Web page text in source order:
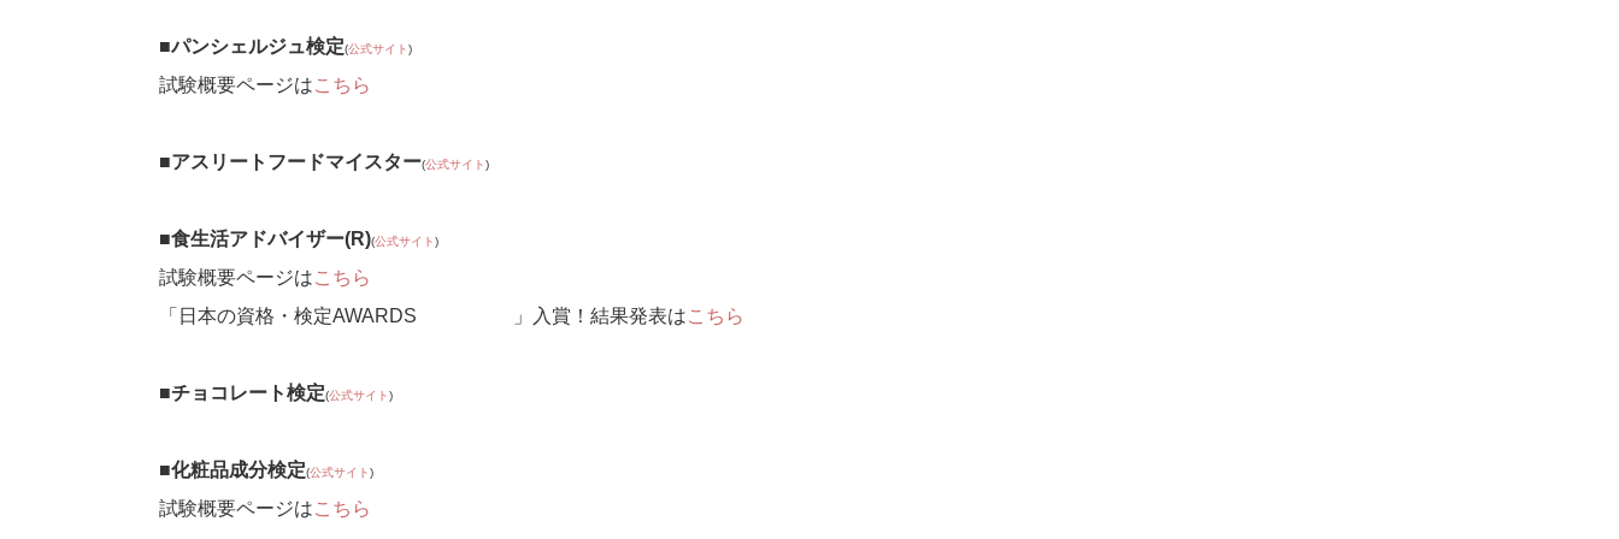
■パンシェルジュ検定(公式サイト)
試験概要ページはこちら
■アスリートフードマイスター(公式サイト)
■食生活アドバイザー(R)(公式サイト)
試験概要ページはこちら
「日本の資格・検定AWARDS2019」入賞！結果発表はこちら
■チョコレート検定(公式サイト)
■化粧品成分検定(公式サイト)
試験概要ページはこちら